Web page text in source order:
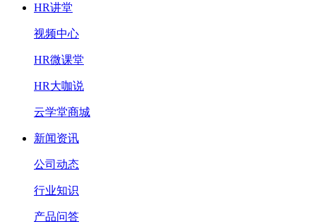
HR讲堂
视频中心
HR微课堂
HR大咖说
云学堂商城
新闻资讯
公司动态
行业知识
产品问答